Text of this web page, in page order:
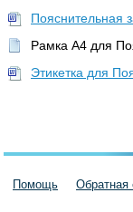
Пояснительная
Рамка А4 для
Этикетка для
Помощь Обратная